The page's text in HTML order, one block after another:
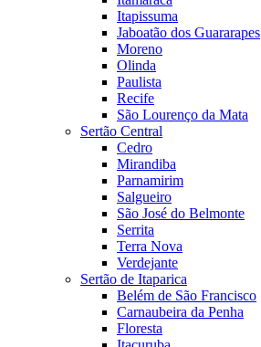
Itapissuma
Jaboatão dos Guararapes
Moreno
Olinda
Paulista
Recife
São Lourenço da Mata
Sertão Central
Cedro
Mirandiba
Parnamirim
Salgueiro
São José do Belmonte
Serrita
Terra Nova
Verdejante
Sertão de Itaparica
Belém de São Francisco
Carnaubeira da Penha
Floresta